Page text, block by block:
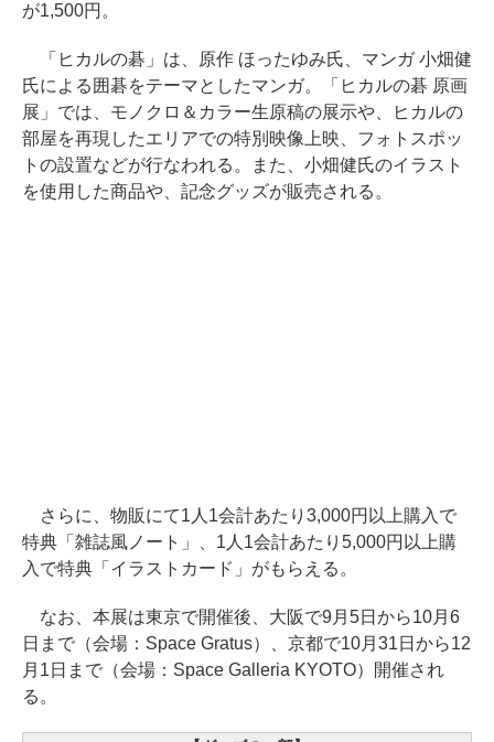
が1,500円。
「ヒカルの碁」は、原作 ほったゆみ氏、マンガ 小畑健
氏による囲碁をテーマとしたマンガ。「ヒカルの碁 原画
展」では、モノクロ＆カラー生原稿の展示や、ヒカルの
部屋を再現したエリアでの特別映像上映、フォトスポッ
トの設置などが行なわれる。また、小畑健氏のイラスト
を使用した商品や、記念グッズが販売される。
さらに、物販にて1人1会計あたり3,000円以上購入で
特典「雑誌風ノート」、1人1会計あたり5,000円以上購
入で特典「イラストカード」がもらえる。
なお、本展は東京で開催後、大阪で9月5日から10月6
日まで（会場：Space Gratus）、京都で10月31日から12
月1日まで（会場：Space Galleria KYOTO）開催され
る。